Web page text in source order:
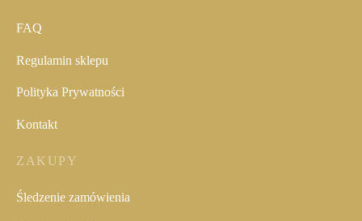
FAQ
Regulamin sklepu
Polityka Prywatności
Kontakt
ZAKUPY
Śledzenie zamówienia